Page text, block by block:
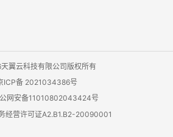
翼云科技有限公司版权所有
ICP备 2021034386号
网安备11010802043424号
经营许可证A2.B1.B2-20090001